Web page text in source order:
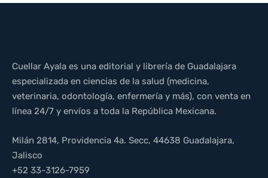
Cuellar Ayala es una editorial y librería de Guadalajara
especializada en ciencias de la salud (medicina,
veterinaria, odontología, enfermería y más), con venta en
línea 24/7 y envíos a toda la República Mexicana.
Milán 2814, Providencia 4a. Secc, 44638 Guadalajara,
Jalisco
+52 33-3126-7959